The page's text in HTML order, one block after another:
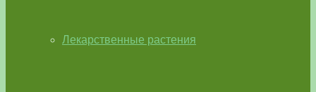
Лекарственные растения